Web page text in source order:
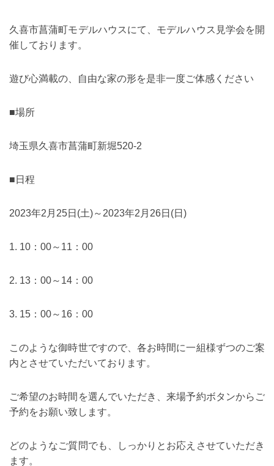
久喜市菖蒲町モデルハウスにて、モデルハウス見学会を開
催しております。
遊び心満載の、自由な家の形を是非一度ご体感ください
■場所
埼玉県久喜市菖蒲町新堀520-2
■日程
2023年2月25日(土)～2023年2月26日(日)
1. 10：00～11：00
2. 13：00～14：00
3. 15：00～16：00
このような御時世ですので、各お時間に一組様ずつのご案
内とさせていただいております。
ご希望のお時間を選んでいただき、来場予約ボタンからご
予約をお願い致します。
どのようなご質問でも、しっかりとお応えさせていただき
ます。